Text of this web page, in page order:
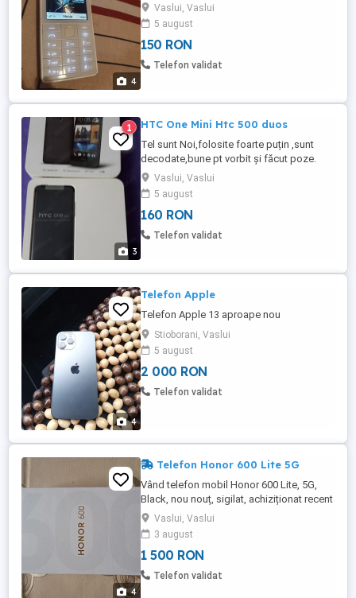
4
Vaslui, Vaslui
5 august
150 RON
Telefon validat
3
1 HTC One Mini Htc 500 duos
Tel sunt Noi,folosite foarte puțin ,sunt
decodate,bune pt vorbit și făcut poze.
Prețul este pt un singur telefon . Trimit în
țară doar cu plata transportului în avans.
Vaslui, Vaslui
5 august
160 RON
Telefon validat
4
Telefon Apple
Telefon Apple 13 aproape nou
Stioborani, Vaslui
5 august
2 000 RON
Telefon validat
4
Telefon Honor 600 Lite 5G
Vând telefon mobil Honor 600 Lite, 5G,
Black, nou nouț, sigilat, achiziționat recent
de la Orange.
Vaslui, Vaslui
3 august
1 500 RON
Telefon validat